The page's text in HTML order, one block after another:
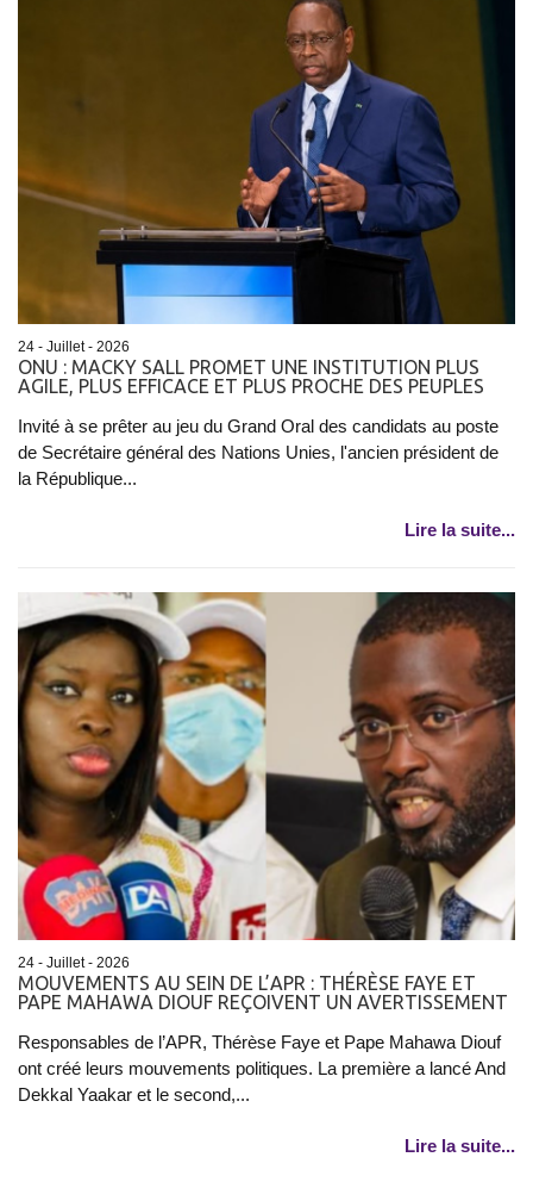
24 - Juillet - 2026
ONU : MACKY SALL PROMET UNE INSTITUTION PLUS
AGILE, PLUS EFFICACE ET PLUS PROCHE DES PEUPLES
Invité à se prêter au jeu du Grand Oral des candidats au poste
de Secrétaire général des Nations Unies, l'ancien président de
la République...
Lire la suite...
24 - Juillet - 2026
MOUVEMENTS AU SEIN DE L’APR : THÉRÈSE FAYE ET
PAPE MAHAWA DIOUF REÇOIVENT UN AVERTISSEMENT
Responsables de l’APR, Thérèse Faye et Pape Mahawa Diouf
ont créé leurs mouvements politiques. La première a lancé And
Dekkal Yaakar et le second,...
Lire la suite...